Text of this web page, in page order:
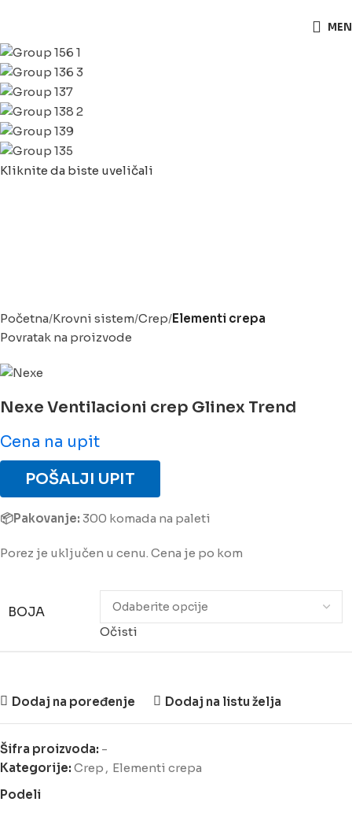
Kliknite da biste uveličali
Početna Krovni sistem Crep Elementi crepa
Povratak na proizvode
Nexe Ventilacioni crep Glinex Trend
Cena na upit
POŠALJI UPIT
📦Pakovanje: 300 komada na paleti
Porez je uključen u cenu. Cena je po kom
BOJA
Očisti
Dodaj na poređenje Dodaj na listu želja
Šifra proizvoda: -
Kategorije: Crep , Elementi crepa
Podeli